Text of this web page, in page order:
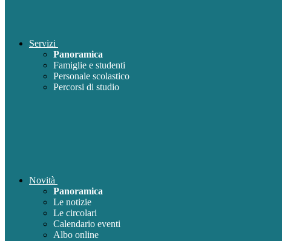
Servizi
Panoramica
Famiglie e studenti
Personale scolastico
Percorsi di studio
Novità
Panoramica
Le notizie
Le circolari
Calendario eventi
Albo online